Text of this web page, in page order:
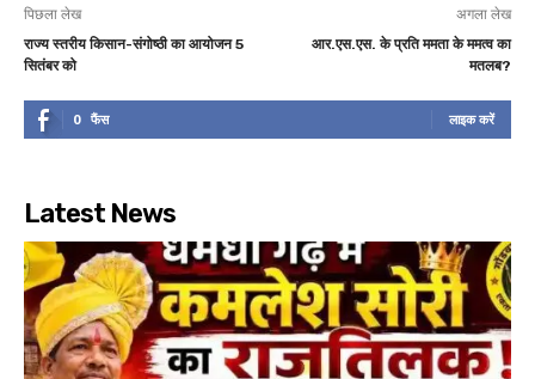
पिछला लेख
राज्य स्तरीय किसान-संगोष्ठी का आयोजन 5
सितंबर को
अगला लेख
आर.एस.एस. के प्रति ममता के ममत्व का
मतलब?
0 फैंस लाइक करें
Latest News